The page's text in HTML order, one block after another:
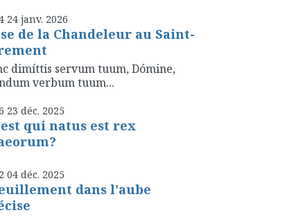
24 janv. 2026
de la Chandeleur au Saint-
dimíttis servum tuum, Dómine,
verbum tuum...
23 déc. 2025
qui natus est rex
04 déc. 2025
dans l'aube